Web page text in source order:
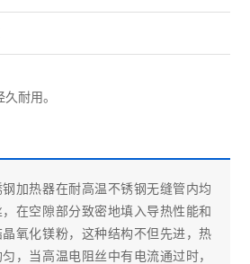
耐用。
加热器在耐高温不锈钢无缝管内均
在空隙部分致密地填入导热性能和
氧化镁粉，这种结构不但先进，热
，当高温电阻丝中有电流通过时，